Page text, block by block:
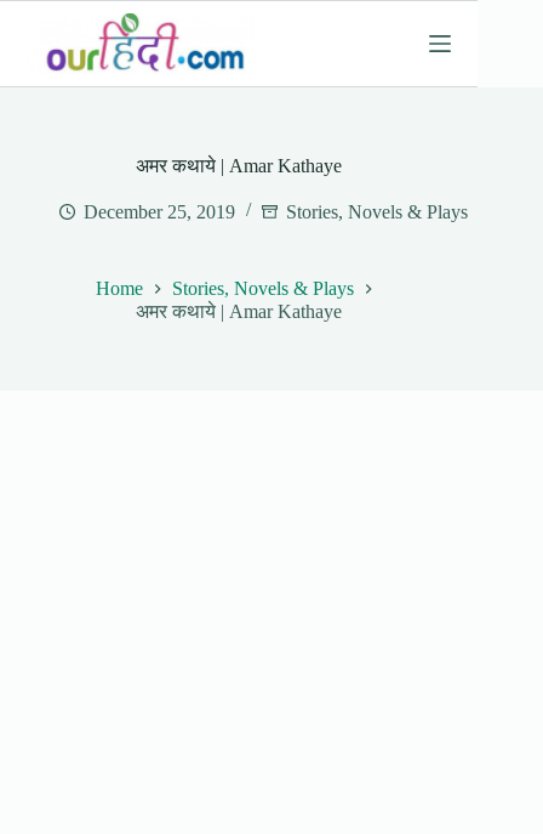
content
अमर कथाये | Amar Kathaye
December 25, 2019 Stories, Novels & Plays
Home
Stories, Novels & Plays
अमर कथाये | Amar Kathaye